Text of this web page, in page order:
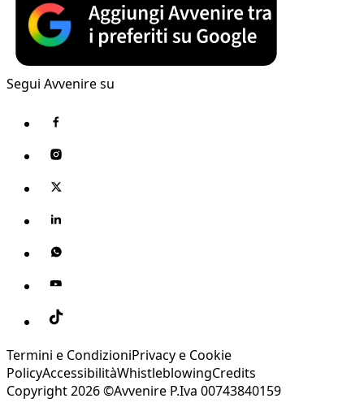
Segui Avvenire su
Termini e CondizioniPrivacy e Cookie
PolicyAccessibilitàWhistleblowingCredits
Copyright 2026 ©Avvenire P.Iva 00743840159